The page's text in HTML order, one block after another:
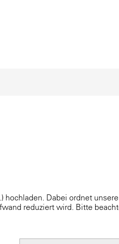
Dabei ordnet
reduziert wird. Bitte